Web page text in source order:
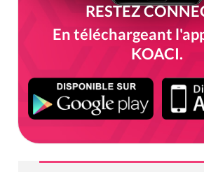
RESTEZ
En téléchargeant
KOACI.